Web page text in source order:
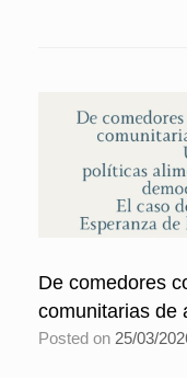
De comedores
comunitarias de
Posted on 25/03/